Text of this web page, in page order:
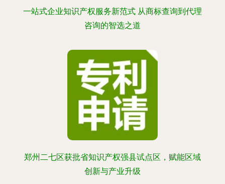
一站式企业知识产权服务新范式 从商标查询到代理
咨询的智选之道
郑州二七区获批省知识产权强县试点区，赋能区域
创新与产业升级